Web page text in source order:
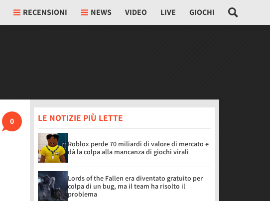
RECENSIONI NEWS VIDEO LIVE GIOCHI
0 LE NOTIZIE PIÙ LETTE
Roblox perde 70 miliardi di valore di mercato e
dà la colpa alla mancanza di giochi virali
Lords of the Fallen era diventato gratuito per
colpa di un bug, ma il team ha risolto il
problema